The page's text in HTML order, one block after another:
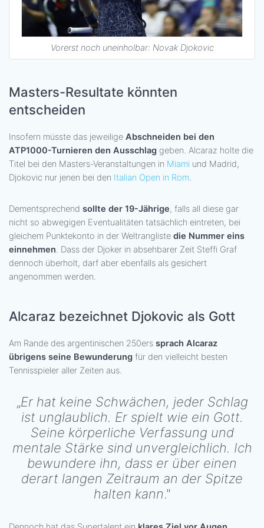
Vorerst noch uneinholbar: Novak Djokovic
Masters-Resultate könnten
entscheiden
Insofern müsste das jeweilige Abschneiden bei den
ATP1000-Turnieren den Ausschlag geben. Alcaraz holte die
Titel bei den Masters-Veranstaltungen in Miami und Madrid,
Djokovic nur jenen bei den Italian Open in Rom.
Dementsprechend sollte der 19-Jährige, falls all diese gar
nicht so abwegigen Eventualitäten tatsächlich eintreten, bei
gleichem Punktekonto in der Weltrangliste die Nummer eins
einnehmen. Dass der Djoker in absehbarer Zeit Steffi Graf
dennoch überholt, darf aber ebenfalls als gesichert
angenommen werden.
Alcaraz bezeichnet Djokovic als Gott
Am Rande des argentinischen 250ers sprach Alcaraz
übrigens seine Bewunderung für den vielleicht besten
Tennisspieler aller Zeiten aus.
„Er hat keine Schwächen, jeder Schlag
ist unglaublich. Er spielt wie ein Gott.
Seine körperliche Verfassung und
mentale Stärke sind unvergleichlich. Ich
bewundere ihn, dass er über einen
derart langen Zeitraum an der Spitze
halten kann."